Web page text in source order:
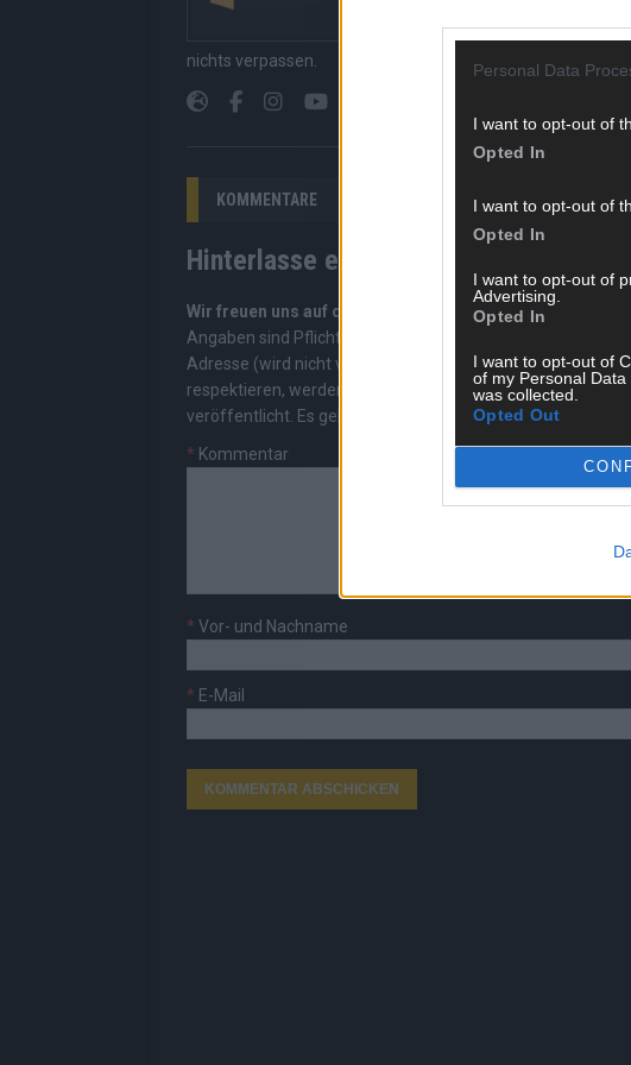
Personal Data
I want to opt-out of
Opted In
I want to opt-out of
Opted In
I want to opt-out of
Advertising.
Opted In
I want to opt-out of
of my Personal
was collected.
Opted Out
nichts verpassen.
KOMMENTARE
Hinterlasse einen Kommentar
Wir freuen uns auf deinen Beitrag!
Diskutiere mit und
Angaben sind Pflichtfelder. Bitte nutze deinen Klarnamen
Adresse (wird nicht veröffentlicht). Wir prüfen jeden
respektieren, werden freigeschaltet; Hassrede,
veröffentlicht. Es gelten unsere
Datenschutzvereinbarungen
* Kommentar
* Vor- und Nachname
* E-Mail